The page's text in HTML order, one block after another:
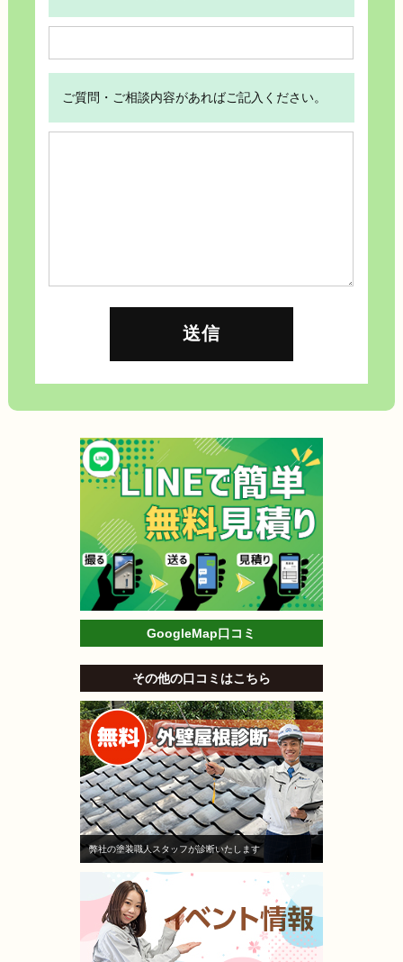
ご質問・ご相談内容があればご記入ください。
GoogleMap口コミ
その他の口コミはこちら
弊社の塗装職人スタッフが診断いたします